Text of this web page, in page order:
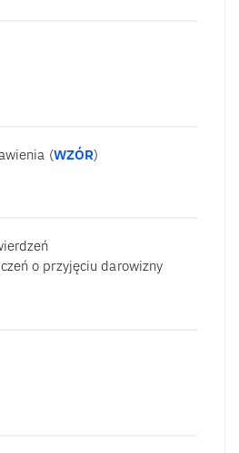
(WZÓR)
o przyjęciu darowizny